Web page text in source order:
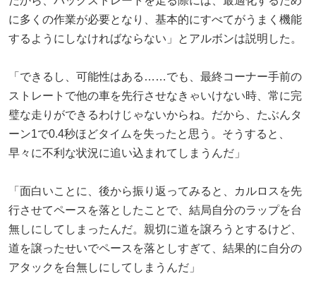
に多くの作業が必要となり、基本的にすべてがうまく機能
するようにしなければならない」とアルボンは説明した。
「できるし、可能性はある……でも、最終コーナー手前の
ストレートで他の車を先行させなきゃいけない時、常に完
璧な走りができるわけじゃないからね。だから、たぶんタ
ーン1で0.4秒ほどタイムを失ったと思う。そうすると、
早々に不利な状況に追い込まれてしまうんだ」
「面白いことに、後から振り返ってみると、カルロスを先
行させてペースを落としたことで、結局自分のラップを台
無しにしてしまったんだ。親切に道を譲ろうとするけど、
道を譲ったせいでペースを落としすぎて、結果的に自分の
アタックを台無しにしてしまうんだ」